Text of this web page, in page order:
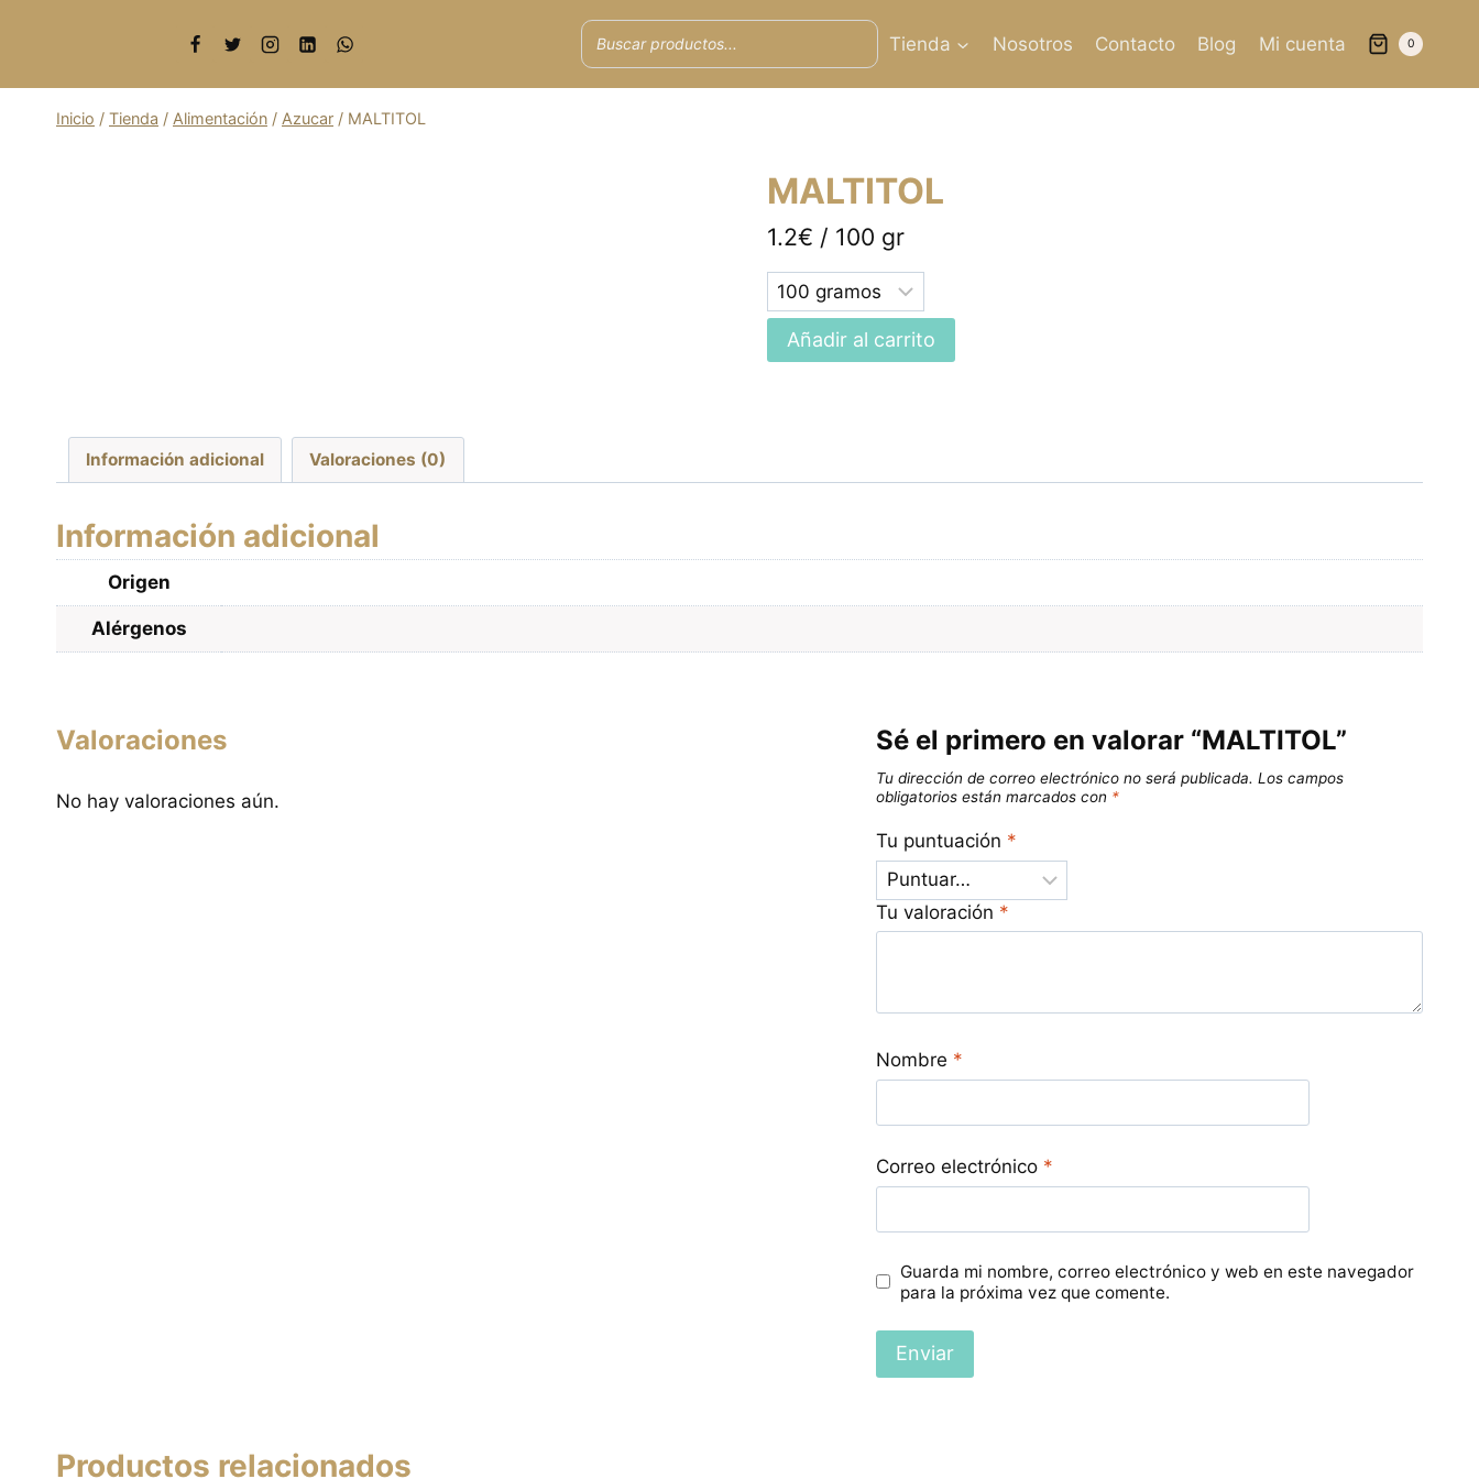
Tienda Nosotros Contacto Blog Mi cuenta 0
Inicio / Tienda / Alimentación / Azucar / MALTITOL
MALTITOL
1.2€ / 100 gr
Selected
option
Añadir al carrito
Información adicional Valoraciones (0)
Información adicional
Origen
Alérgenos
Valoraciones
No hay valoraciones aún.
Sé el primero en valorar “MALTITOL”
Tu dirección de correo electrónico no será publicada. Los campos
obligatorios están marcados con *
Tu puntuación *
Tu valoración *
Nombre *
Correo electrónico *
Guarda mi nombre, correo electrónico y web en este navegador
para la próxima vez que comente.
Productos relacionados